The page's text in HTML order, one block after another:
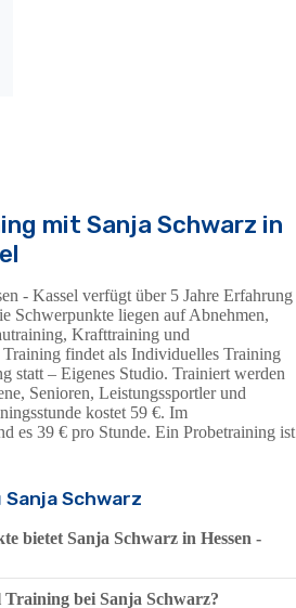
mit Sanja Schwarz in
- Kassel verfügt über 5 Jahre Erfahrung
Schwerpunkte liegen auf Abnehmen,
Krafttraining und
findet als Individuelles Training
statt – Eigenes Studio. Trainiert werden
Senioren, Leistungssportler und
kostet 59 €. Im
es 39 € pro Stunde. Ein Probetraining ist
Sanja Schwarz
bietet Sanja Schwarz in Hessen -
Training bei Sanja Schwarz?